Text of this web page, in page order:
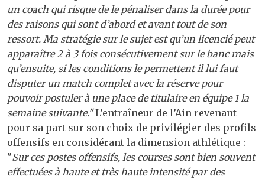
un coach qui risque de le pénaliser dans la durée pour
des raisons qui sont d’abord et avant tout de son
ressort. Ma stratégie sur le sujet est qu’un licencié peut
apparaître 2 à 3 fois consécutivement sur le banc mais
qu’ensuite, si les conditions le permettent il lui faut
disputer un match complet avec la réserve pour
pouvoir postuler à une place de titulaire en équipe 1 la
semaine suivante."L’entraîneur de l’Ain revenant
pour sa part sur son choix de privilégier des profils
offensifs en considérant la dimension athlétique :
"Sur ces postes offensifs, les courses sont bien souvent
effectuées à haute et très haute intensité par des